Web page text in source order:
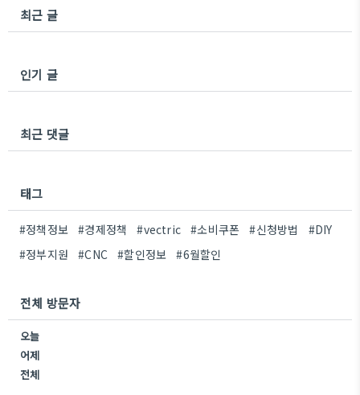
최근 글
인기 글
최근 댓글
태그
#정책정보 #경제정책 #vectric #소비쿠폰 #신청방법
#DIY
#정부지원
#CNC #할인정보 #6월할인
전체 방문자
오늘
어제
전체